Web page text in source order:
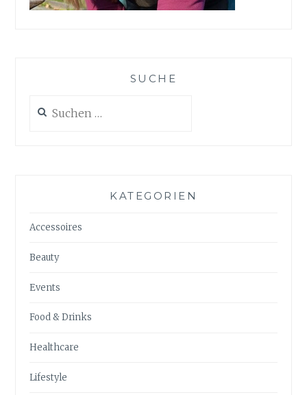
SUCHE
nach:
KATEGORIEN
Accessoires
Beauty
Events
Food & Drinks
Healthcare
Lifestyle